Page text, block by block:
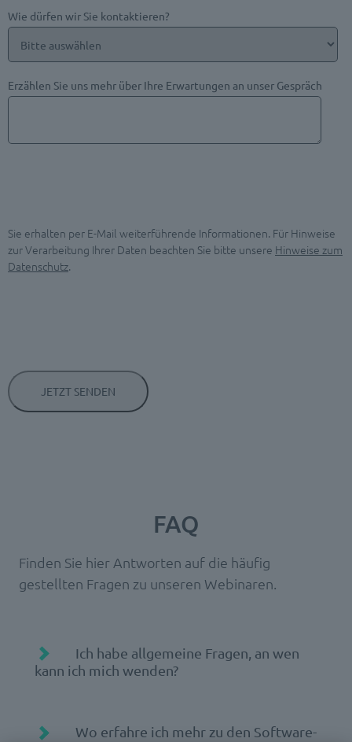
Wie dürfen wir Sie kontaktieren?
Erzählen Sie uns mehr über Ihre Erwartungen an unser Gespräch
Sie erhalten per E-Mail weiterführende Informationen. Für Hinweise
zur Verarbeitung Ihrer Daten beachten Sie bitte unsere Hinweise zum
Datenschutz.
FAQ
Finden Sie hier Antworten auf die häufig
gestellten Fragen zu unseren Webinaren.
Ich habe allgemeine Fragen, an wen
kann ich mich wenden?
Wo erfahre ich mehr zu den Software-